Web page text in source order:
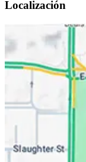
Localización